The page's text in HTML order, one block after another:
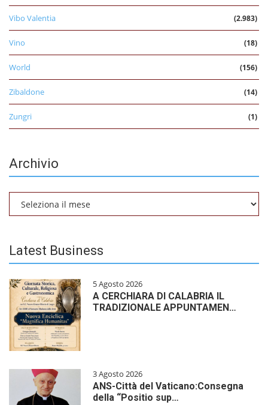
Vibo Valentia (2.983)
Vino (18)
World (156)
Zibaldone (14)
Zungri (1)
Archivio
Latest Business
5 Agosto 2026
A CERCHIARA DI CALABRIA IL
TRADIZIONALE APPUNTAMEN…
3 Agosto 2026
ANS-Città del Vaticano:Consegna
della “Positio sup…